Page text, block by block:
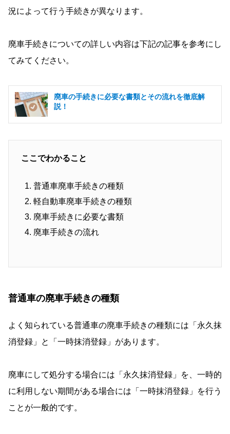
況によって行う手続きが異なります。
廃車手続きについての詳しい内容は下記の記事を参考にし
てみてください。
廃車の手続きに必要な書類とその流れを徹底解
説！
ここでわかること
普通車廃車手続きの種類
軽自動車廃車手続きの種類
廃車手続きに必要な書類
廃車手続きの流れ
普通車の廃車手続きの種類
よく知られている普通車の廃車手続きの種類には「永久抹
消登録」と「一時抹消登録」があります。
廃車にして処分する場合には「永久抹消登録」を、一時的
に利用しない期間がある場合には「一時抹消登録」を行う
ことが一般的です。